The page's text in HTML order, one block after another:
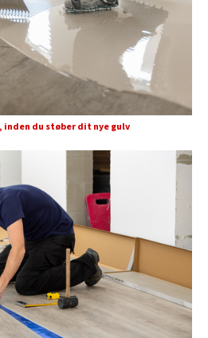
inden du støber dit nye gulv